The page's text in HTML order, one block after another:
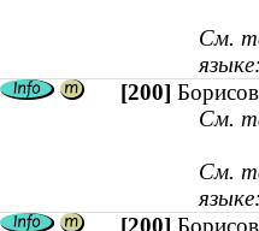
См.
языке:
[200]
См.
См.
языке: